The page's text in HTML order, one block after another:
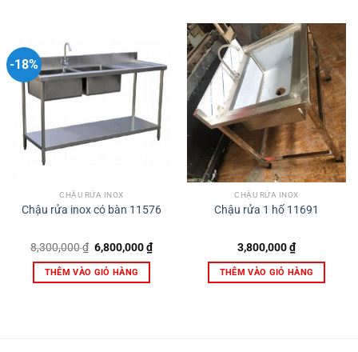
-18%
CHẬU RỬA INOX
Chậu rửa inox có bàn 11576
8,300,000₫ Giá
gốc
là:
8,300,000 ₫.
6,800,000₫Giá
hiện
THÊM VÀO GIỎ HÀNG
CHẬU RỬA INOX
Chậu rửa 1 hố 11691
3,800,000₫
THÊM VÀO GIỎ HÀNG